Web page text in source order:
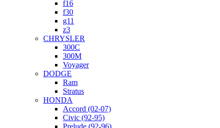
f16
f30
g11
z3
CHRYSLER
300C
300M
Voyager
DODGE
Ram
Stratus
HONDA
Accord (02-07)
Civic (92-95)
Prelude (92-96)